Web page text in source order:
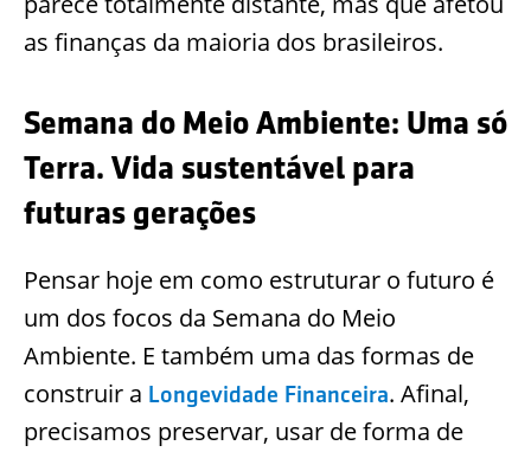
as finanças da maioria dos brasileiros.
Semana do Meio Ambiente: Uma só
Terra. Vida sustentável para
futuras gerações
Pensar hoje em como estruturar o futuro é
um dos focos da Semana do Meio
Ambiente. E também uma das formas de
construir a Longevidade Financeira. Afinal,
precisamos preservar, usar de forma de